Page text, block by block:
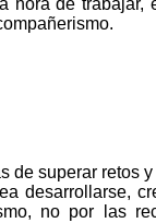
hora de trabajar,
de superar retos
desarrollarse,
no por las